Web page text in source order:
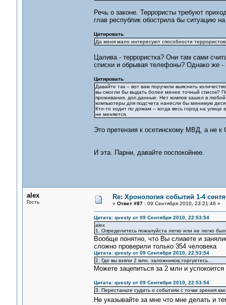
Речь о законе. Террористы требуют
глав республик обострила бы ситуацию
Цитировать
Да меня мало интересуют способности
Цалива - террористка? Они там сами
списки и обрывая телефоны? Однако же -
Цитировать
Давайте так – вот вам поручили выяснить
вы смогли бы выдать более менее точный список?
проживания, доп данные. Нет компов зашел в
компьютеры для подсчета нанесли бы минимум
Кто-то ходит по домам – когда весь город на
не меняется.
Это претензия к осетинскому МВД, а не
И эта. Парни, давайте поспокойнее.
alex
Гость
Re: Хронология событий 1-4
« Ответ #87 :09 Сентября 2010, 23:21:46 »
Цитата: qvesty от 09 Сентября 2010, 22:53:54
alex
1. Определитесь пожалуйста легко или не легко
Вообще понятно, что Вы слиаете и
сложно проверили только 354 человека
Цитата: qvesty от 09 Сентября 2010, 22:53:54
2. Где вы взяли 2 млн. заложников,торгуетесь...
Можете зацепиться за 2 млн и
Цитата: qvesty от 09 Сентября 2010, 22:53:54
3. Перестаньте судить о событиях с точки зрения
Не указывайте за мне что мне делать и